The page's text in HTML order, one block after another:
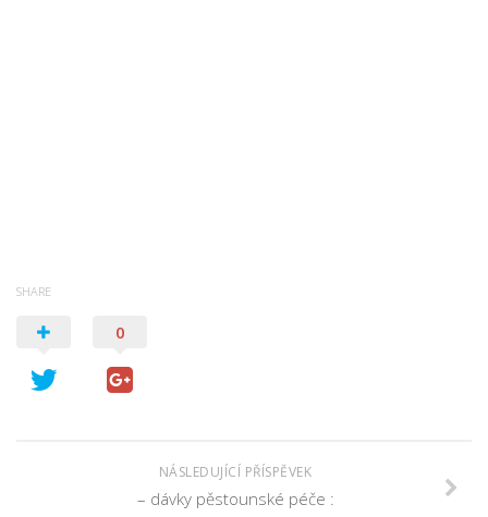
SHARE
0
NÁSLEDUJÍCÍ PŘÍSPĚVEK
– dávky pěstounské péče :